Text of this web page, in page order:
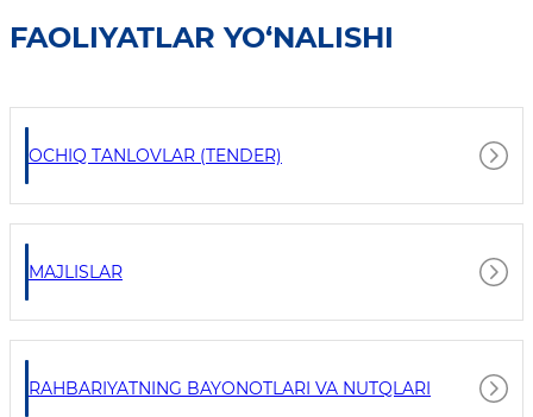
FAOLIYATLAR YO‘NALISHI
OCHIQ TANLOVLAR (TENDER)
MAJLISLAR
RAHBARIYATNING BAYONOTLARI VA NUTQLARI